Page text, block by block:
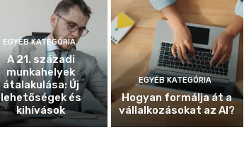
EGYÉB KATEGÓRIA
A 21. századi
munkahelyek
átalakulása: Új
lehetőségek és
kihívások
EGYÉB KATEGÓRIA
Hogyan formálja át a
vállalkozásokat az AI?